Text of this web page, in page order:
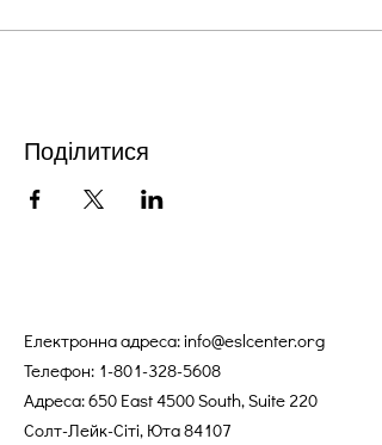
Поділитися
Електронна адреса:info@eslcenter.org
Телефон: 1-801-328-5608
Адреса: 650 East 4500 South, Suite 220
Солт-Лейк-Сіті, Юта 84107